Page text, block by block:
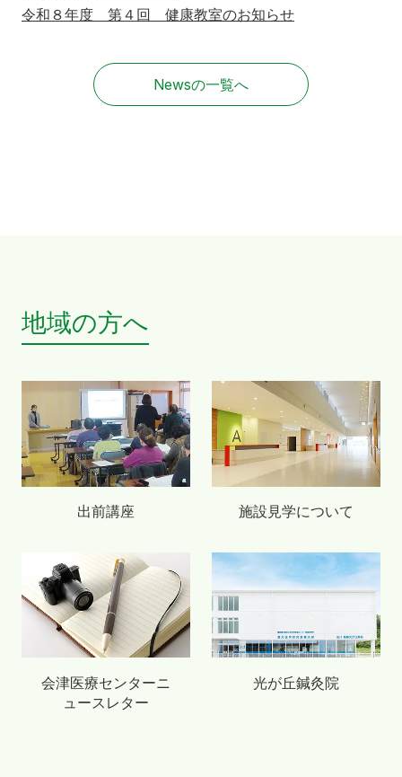
令和８年度 第４回 健康教室のお知らせ
Newsの一覧へ
地域の方へ
出前講座 施設見学について
会津医療センターニ
ュースレター
光が丘鍼灸院